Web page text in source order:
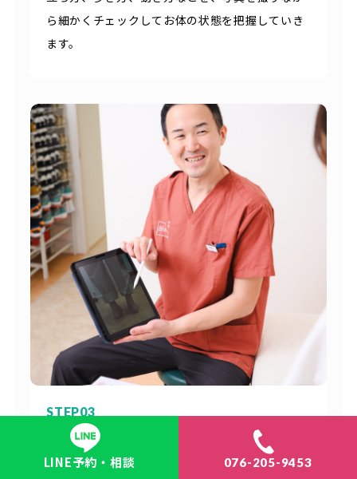
ら細かくチェックしてお体の状態を把握していき
ます。
STEP03
治療方針の説明
検査の結果から考えらえる原因をわかりやすく説
LINE予約・相談 076-205-9453